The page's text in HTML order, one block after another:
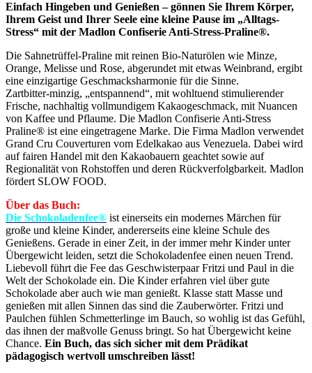
Einfach Hingeben und Genießen – gönnen Sie Ihrem Körper,
Ihrem Geist und Ihrer Seele eine kleine Pause im „Alltags-
Stress“ mit der Madlon Confiserie Anti-Stress-Praline®.
Die Sahnetrüffel-Praline mit reinen Bio-Naturölen wie Minze,
Orange, Melisse und Rose, abgerundet mit etwas Weinbrand, ergibt
eine einzigartige Geschmacksharmonie für die Sinne.
Zartbitter-minzig, „entspannend“, mit wohltuend stimulierender
Frische, nachhaltig vollmundigem Kakaogeschmack, mit Nuancen
von Kaffee und Pflaume. Die Madlon Confiserie Anti-Stress
Praline® ist eine eingetragene Marke. Die Firma Madlon verwendet
Grand Cru Couverturen vom Edelkakao aus Venezuela. Dabei wird
auf fairen Handel mit den Kakaobauern geachtet sowie auf
Regionalität von Rohstoffen und deren Rückverfolgbarkeit. Madlon
fördert SLOW FOOD.
Über das Buch:
Die Schokoladenfee® ist einerseits ein modernes Märchen für
große und kleine Kinder, andererseits eine kleine Schule des
Genießens. Gerade in einer Zeit, in der immer mehr Kinder unter
Übergewicht leiden, setzt die Schokoladenfee einen neuen Trend.
Liebevoll führt die Fee das Geschwisterpaar Fritzi und Paul in die
Welt der Schokolade ein. Die Kinder erfahren viel über gute
Schokolade aber auch wie man genießt. Klasse statt Masse und
genießen mit allen Sinnen das sind die Zauberwörter. Fritzi und
Paulchen fühlen Schmetterlinge im Bauch, so wohlig ist das Gefühl,
das ihnen der maßvolle Genuss bringt. So hat Übergewicht keine
Chance. Ein Buch, das sich sicher mit dem Prädikat
pädagogisch wertvoll umschreiben lässt!